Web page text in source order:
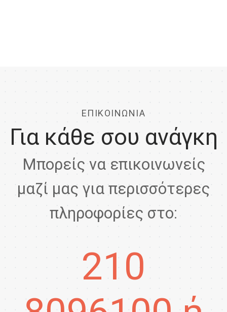
ΕΠΙΚΟΙΝΩΝΙΑ
Για κάθε σου ανάγκη
Μπορείς να επικοινωνείς
μαζί μας για περισσότερες
πληροφορίες στο:
210